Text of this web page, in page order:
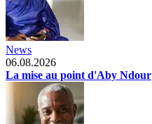
News
06.08.2026
La mise au point d'Aby Ndour